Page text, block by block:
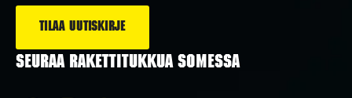
SEURAA RAKETTITUKKUA SOMESSA